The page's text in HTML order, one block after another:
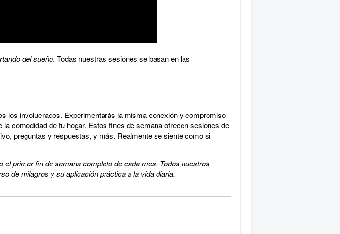
del sueño. Todas nuestras sesiones se basan en las
los involucrados. Experimentarás la misma conexión y compromiso
comodidad de tu hogar. Estos fines de semana ofrecen sesiones de
preguntas y respuestas, y más. Realmente se siente como si
primer fin de semana completo de cada mes. Todos nuestros
de milagros y su aplicación práctica a la vida diaria.